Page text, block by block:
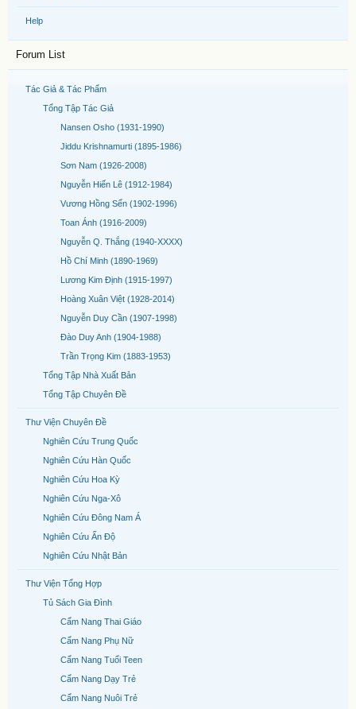
Help
Forum List
Tác Giả & Tác Phẩm
Tổng Tập Tác Giả
Nansen Osho (1931-1990)
Jiddu Krishnamurti (1895-1986)
Sơn Nam (1926-2008)
Nguyễn Hiến Lê (1912-1984)
Vương Hồng Sển (1902-1996)
Toan Ánh (1916-2009)
Nguyễn Q. Thắng (1940-XXXX)
Hồ Chí Minh (1890-1969)
Lương Kim Định (1915-1997)
Hoàng Xuân Việt (1928-2014)
Nguyễn Duy Cần (1907-1998)
Đào Duy Anh (1904-1988)
Trần Trọng Kim (1883-1953)
Tổng Tập Nhà Xuất Bản
Tổng Tập Chuyên Đề
Thư Viện Chuyên Đề
Nghiên Cứu Trung Quốc
Nghiên Cứu Hàn Quốc
Nghiên Cứu Hoa Kỳ
Nghiên Cứu Nga-Xô
Nghiên Cứu Đông Nam Á
Nghiên Cứu Ấn Độ
Nghiên Cứu Nhật Bản
Thư Viện Tổng Hợp
Tủ Sách Gia Đình
Cẩm Nang Thai Giáo
Cẩm Nang Phụ Nữ
Cẩm Nang Tuổi Teen
Cẩm Nang Dạy Trẻ
Cẩm Nang Nuôi Trẻ